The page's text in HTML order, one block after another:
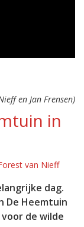
en Jan Frensen)
in
van Nieff
dag.
De Heemtuin
de wilde